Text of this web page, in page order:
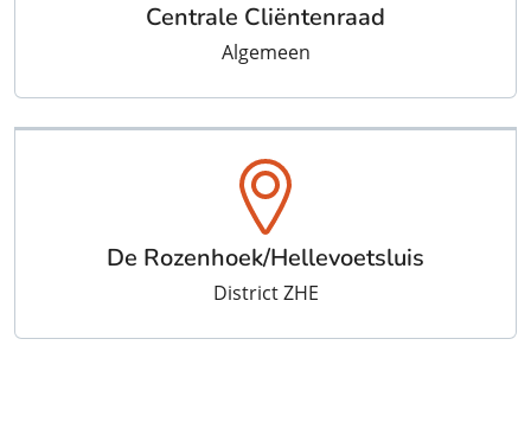
Centrale Cliëntenraad
Algemeen
De Rozenhoek/Hellevoetsluis
District ZHE